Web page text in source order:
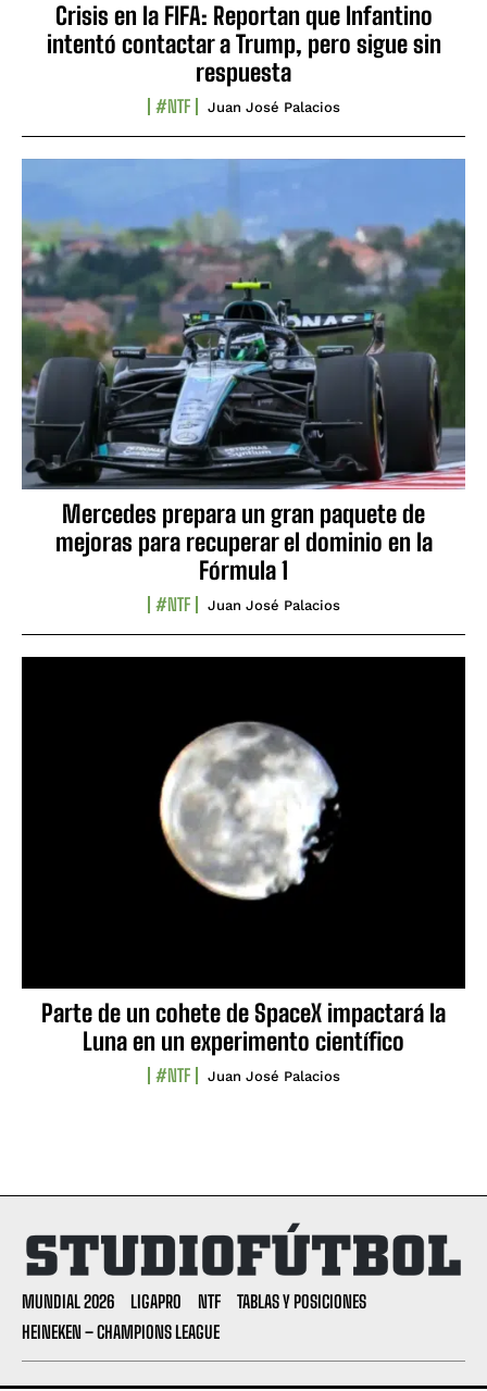
Crisis en la FIFA: Reportan que Infantino
intentó contactar a Trump, pero sigue sin
respuesta
#NTF Juan José Palacios
Mercedes prepara un gran paquete de
mejoras para recuperar el dominio en la
Fórmula 1
#NTF Juan José Palacios
Parte de un cohete de SpaceX impactará la
Luna en un experimento científico
#NTF Juan José Palacios
MUNDIAL 2026 LIGAPRO NTF
TABLAS Y POSICIONES
HEINEKEN – CHAMPIONS LEAGUE